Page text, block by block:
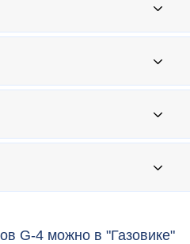
G-4 можно в "Газовике"